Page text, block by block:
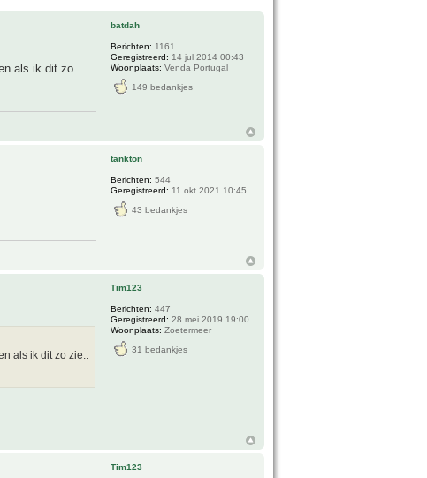
als ik dit zo
batdah
Berichten: 1161
Geregistreerd: 14 jul 2014 00:43
Woonplaats: Venda Portugal
149 bedankjes
tankton
Berichten: 544
Geregistreerd: 11 okt 2021 10:45
43 bedankjes
als ik dit zo zie..
Tim123
Berichten: 447
Geregistreerd: 28 mei 2019 19:00
Woonplaats: Zoetermeer
31 bedankjes
Tim123